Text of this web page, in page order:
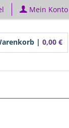
Mein Konto
| 0,00 €